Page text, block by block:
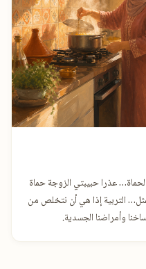
عذرا حبيبتي الزوجة حماة
التربية إذا هي أن نتخلص من
وأمراضنا الجسدية.